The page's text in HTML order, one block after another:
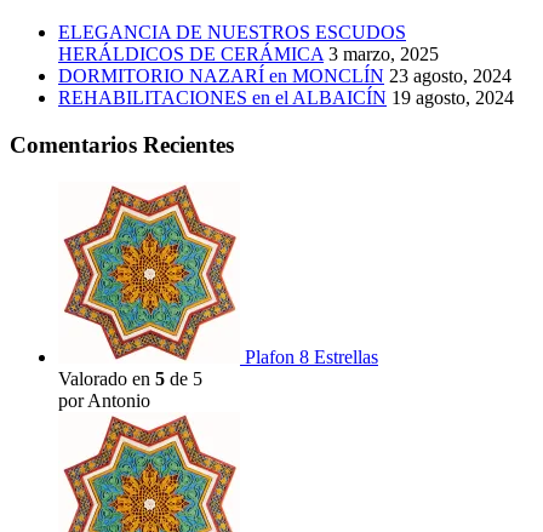
ELEGANCIA DE NUESTROS ESCUDOS
HERÁLDICOS DE CERÁMICA 3 marzo, 2025
DORMITORIO NAZARÍ en MONCLÍN 23 agosto, 2024
REHABILITACIONES en el ALBAICÍN 19 agosto, 2024
Comentarios Recientes
Plafon 8 Estrellas
Valorado en 5 de 5
por Antonio